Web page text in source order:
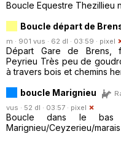
Boucle Equestre Thezillieu
Boucle départ de
m · 901 vus · 62 dl · 03:59 · pixel
Départ Gare de Brens,
Peyrieu Très peu de
à travers bois et chemins
boucle Marignieu
vus · 52 dl · 03:57 · pixel
Boucle dans le bas
Marignieu/Ceyzerieu/